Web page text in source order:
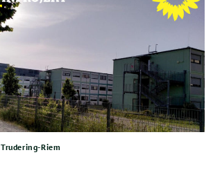
Trudering-Riem